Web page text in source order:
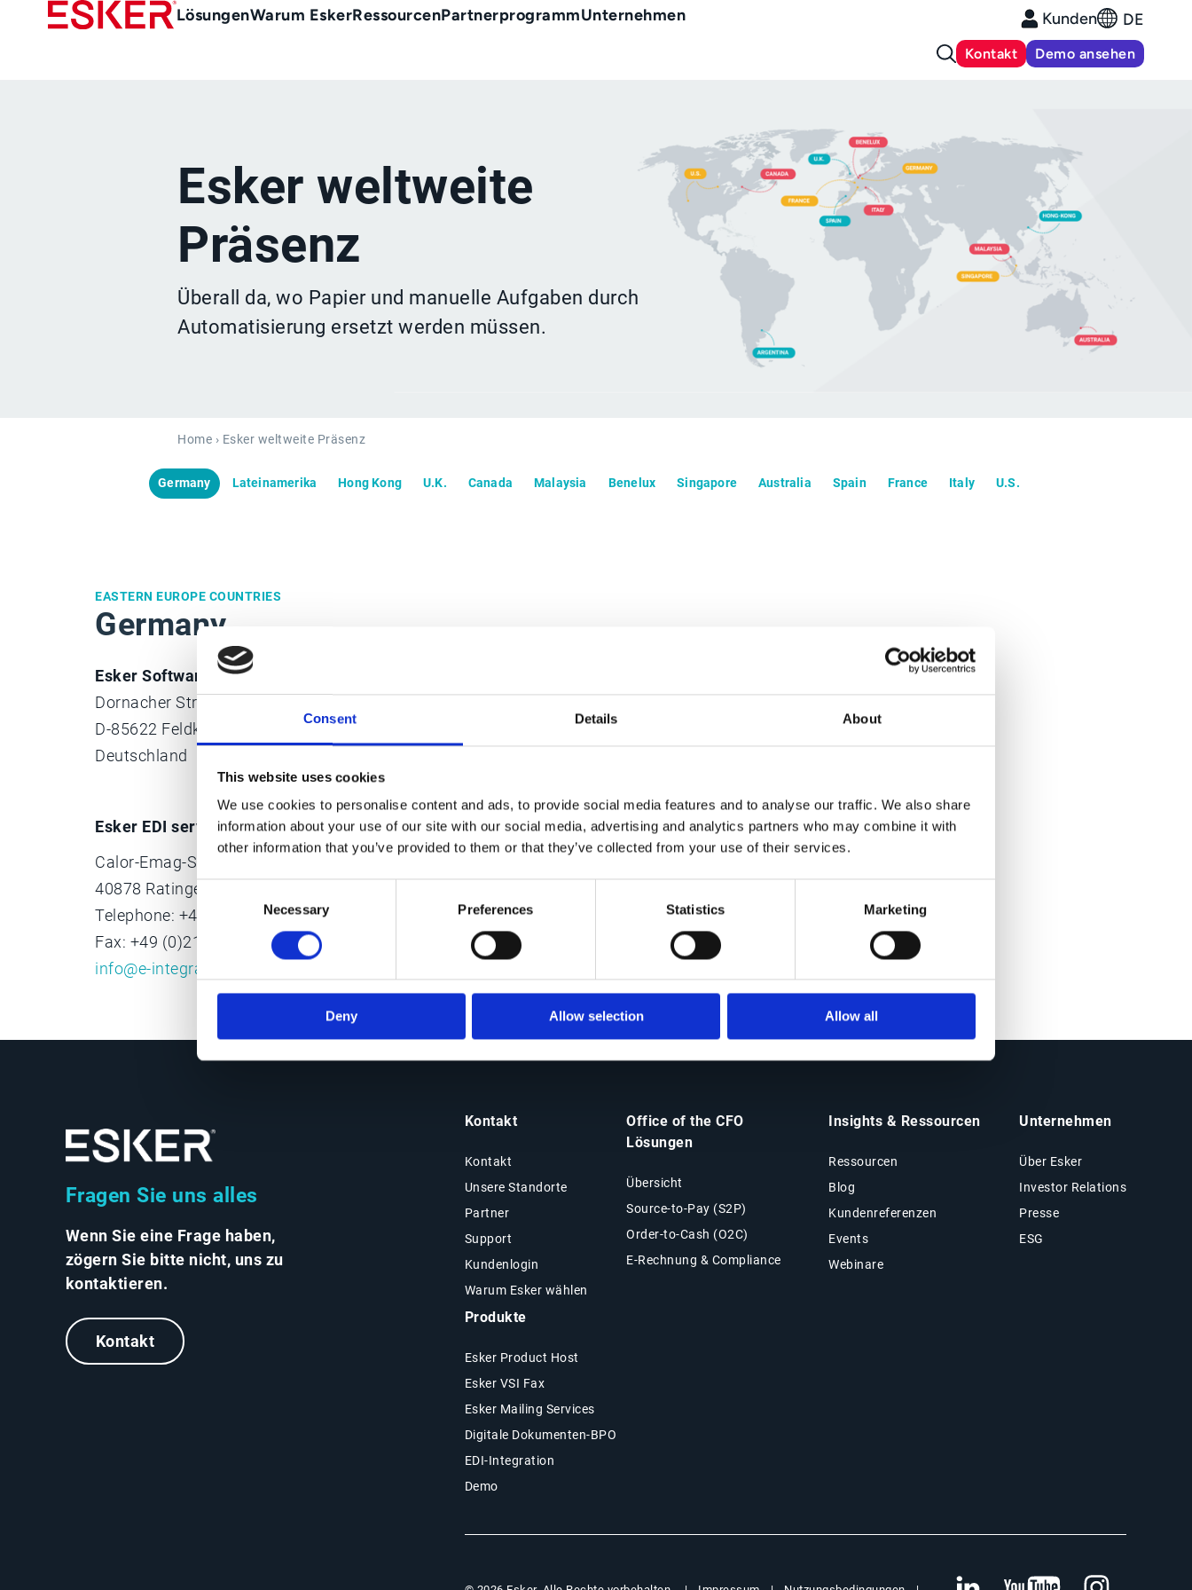
Consent Details About
This website uses cookies
We use cookies to personalise content and ads, to provide social media features and to analyse our traffic. We also share
information about your use of our site with our social media, advertising and analytics partners who may combine it with
other information that you’ve provided to them or that they’ve collected from your use of their services.
Consent
Necessary Preferences Statistics Marketing
Deny Allow selection Allow all
Main
LösungenWarum EskerRessourcenPartnerprogrammUnternehmen Kunden DE
Kontakt Demo ansehen
Esker weltweite
Präsenz
Überall da, wo Papier und manuelle Aufgaben durch
Automatisierung ersetzt werden müssen.
Home › Esker weltweite Präsenz
Germany Lateinamerika Hong Kong U.K. Canada Malaysia Benelux Singapore Australia Spain France Italy U.S.
EASTERN EUROPE COUNTRIES
Germany
Esker Software GmbH
Dornacher Str. 3a
D-85622 Feldkirchen
Deutschland
Esker EDI services
Calor-Emag-Straße 3
40878 Ratingen
Telephone: +49 (0)2102 479 - 0
Fax: +49 (0)2102 479 - 109
info@e-integration.de
info@esker.de
Fragen Sie uns alles
Wenn Sie eine Frage haben,
zögern Sie bitte nicht, uns zu
kontaktieren.
Kontakt
Kontakt
Kontakt
Unsere Standorte
Partner
Support
Kundenlogin
Warum Esker wählen
Office of the CFO
Lösungen
Übersicht
Source-to-Pay (S2P)
Order-to-Cash (O2C)
E-Rechnung & Compliance
Insights & Ressourcen
Ressourcen
Blog
Kundenreferenzen
Events
Webinare
Unternehmen
Über Esker
Investor Relations
Presse
ESG
Produkte
Esker Product Host
Esker VSI Fax
Esker Mailing Services
Digitale Dokumenten-BPO
EDI-Integration
Demo